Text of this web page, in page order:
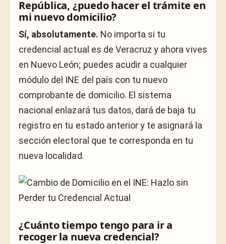
República, ¿puedo hacer el trámite en
mi nuevo domicilio?
Sí, absolutamente. No importa si tu
credencial actual es de Veracruz y ahora vives
en Nuevo León; puedes acudir a cualquier
módulo del INE del país con tu nuevo
comprobante de domicilio. El sistema
nacional enlazará tus datos, dará de baja tu
registro en tu estado anterior y te asignará la
sección electoral que te corresponda en tu
nueva localidad.
¿Cuánto tiempo tengo para ir a
recoger la nueva credencial?